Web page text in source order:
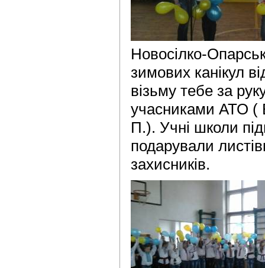
Новосілко-
зимових канікул
візьму тебе за
учасниками АТО
П.). Учні школи
подарували
захисників.